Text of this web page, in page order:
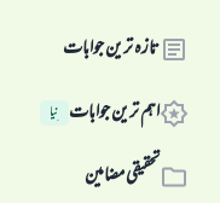
تازہ ترین جوابات
اہم ترین جوابات نِیا
تحقیقی مضامین